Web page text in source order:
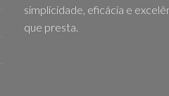
simplicidade, eficácia e
que presta.